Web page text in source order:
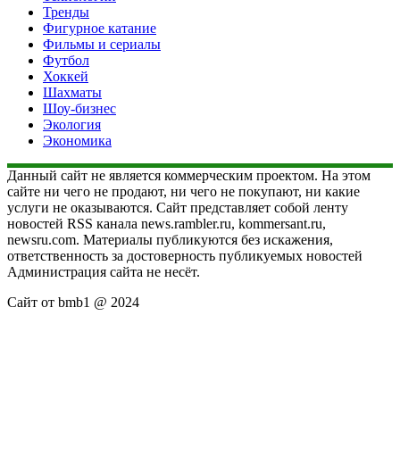
Тренды
Фигурное катание
Фильмы и сериалы
Футбол
Хоккей
Шахматы
Шоу-бизнес
Экология
Экономика
Данный сайт не является коммерческим проектом. На этом
сайте ни чего не продают, ни чего не покупают, ни какие
услуги не оказываются. Сайт представляет собой ленту
новостей RSS канала news.rambler.ru, kommersant.ru,
newsru.com. Материалы публикуются без искажения,
ответственность за достоверность публикуемых новостей
Администрация сайта не несёт.
Сайт от bmb1 @ 2024